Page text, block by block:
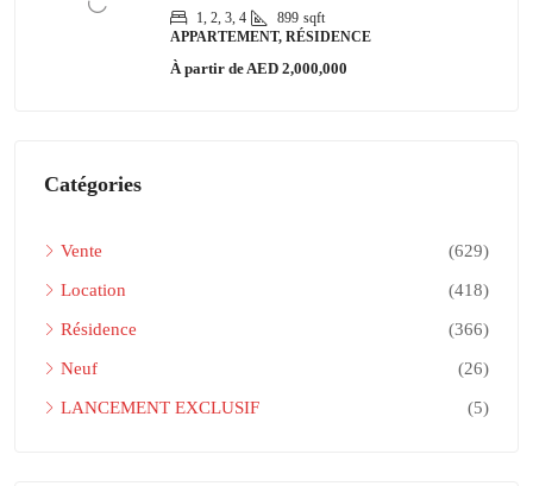
1, 2, 3, 4 899 sqft
APPARTEMENT, RÉSIDENCE
À partir de AED 2,000,000
Catégories
Vente (629)
Location (418)
Résidence (366)
Neuf (26)
LANCEMENT EXCLUSIF (5)